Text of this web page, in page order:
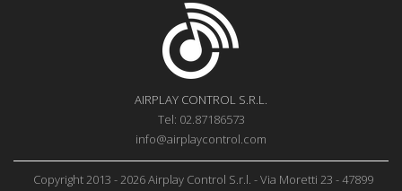
AIRPLAY CONTROL S.R.L.
Tel: 02.87186573
info@airplaycontrol.com
Copyright 2013 - 2026 Airplay Control S.r.l. - Via Moretti 23 - 47899